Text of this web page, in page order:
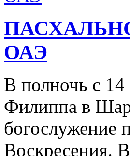
ОАЭ
В полночь с 14
Филиппа в
богослужение
Воскресения.